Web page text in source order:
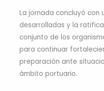
La jornada concluyó con
desarrolladas y la
conjunto de los
para continuar
preparación ante
ámbito portuario.